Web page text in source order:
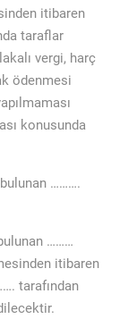
itibaren
taraflar
vergi, harç
ödenmesi
konusunda
bulunan ……….
………
itibaren
tarafından